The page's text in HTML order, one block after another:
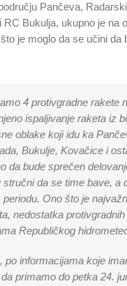
Pančeva,
Bukulja, ukupno je
je moglo da se učini
4 protivgradne rakete
ispaljivanje raketa iz
oblake koji idu ka
Bukulje, Kovačice i
da bude sprečen
da se time bave, a
Ono što je
nedostatka
Republičkog
informacijama koje
primamo do petka 24.